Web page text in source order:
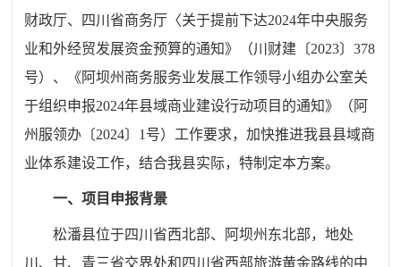
财政厅、四川省商务厅〈关于提前下达2024年中央服务
业和外经贸发展资金预算的通知》（川财建〔2023〕378
号）、《阿坝州商务服务业发展工作领导小组办公室关
于组织申报2024年县域商业建设行动项目的通知》（阿
州服领办〔2024〕1号）工作要求，加快推进我县县域商
业体系建设工作，结合我县实际，特制定本方案。
一、项目申报背景
松潘县位于四川省西北部、阿坝州东北部，地处
川、甘、青三省交界处和四川省西部旅游黄金路线的中